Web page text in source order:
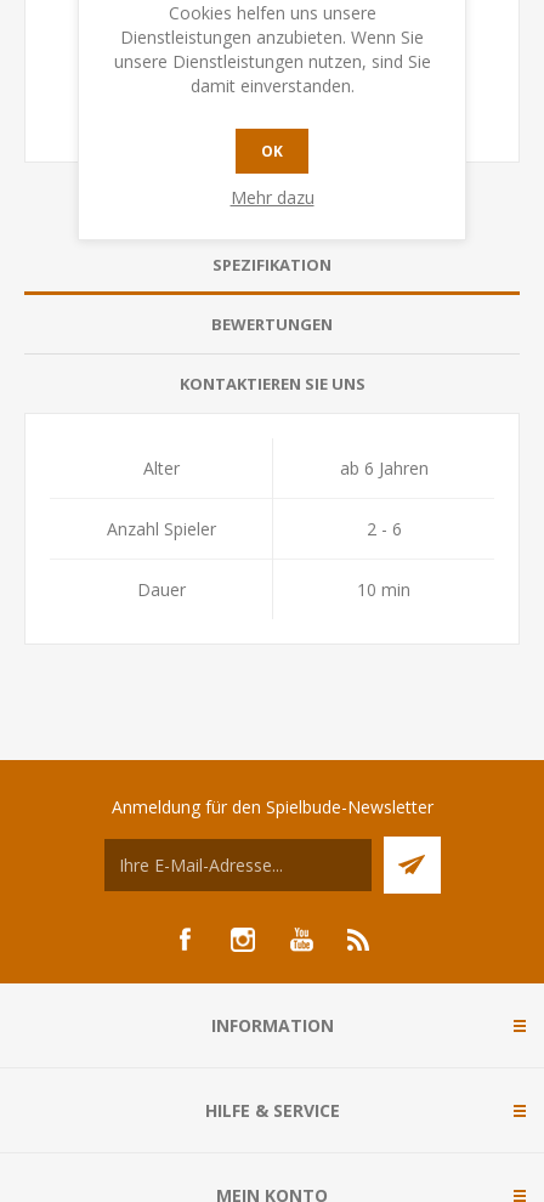
SPEZIFIKATION
BEWERTUNGEN
KONTAKTIEREN SIE UNS
Alter ab 6 Jahren
Anzahl Spieler 2 - 6
Dauer 10 min
Anmeldung für den Spielbude-Newsletter
INFORMATION
HILFE & SERVICE
MEIN KONTO
Cookies helfen uns unsere
Dienstleistungen anzubieten. Wenn Sie
unsere Dienstleistungen nutzen, sind Sie
damit einverstanden.
OK
Mehr dazu